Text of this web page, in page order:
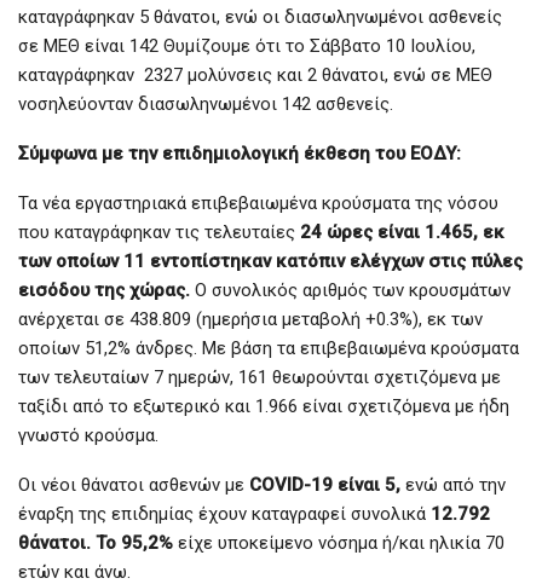
καταγράφηκαν 5 θάνατοι, ενώ οι διασωληνωμένοι ασθενείς
σε ΜΕΘ είναι 142 Θυμίζουμε ότι το Σάββατο 10 Ιουλίου,
καταγράφηκαν 2327 μολύνσεις και 2 θάνατοι, ενώ σε ΜΕΘ
νοσηλεύονταν διασωληνωμένοι 142 ασθενείς.
Σύμφωνα με την επιδημιολογική έκθεση του ΕΟΔΥ:
Τα νέα εργαστηριακά επιβεβαιωμένα κρούσματα της νόσου
που καταγράφηκαν τις τελευταίες 24 ώρες είναι 1.465, εκ
των οποίων 11 εντοπίστηκαν κατόπιν ελέγχων στις πύλες
εισόδου της χώρας. Ο συνολικός αριθμός των κρουσμάτων
ανέρχεται σε 438.809 (ημερήσια μεταβολή +0.3%), εκ των
οποίων 51,2% άνδρες. Με βάση τα επιβεβαιωμένα κρούσματα
των τελευταίων 7 ημερών, 161 θεωρούνται σχετιζόμενα με
ταξίδι από το εξωτερικό και 1.966 είναι σχετιζόμενα με ήδη
γνωστό κρούσμα.
Οι νέοι θάνατοι ασθενών με COVID-19 είναι 5, ενώ από την
έναρξη της επιδημίας έχουν καταγραφεί συνολικά 12.792
θάνατοι. Το 95,2% είχε υποκείμενο νόσημα ή/και ηλικία 70
ετών και άνω.